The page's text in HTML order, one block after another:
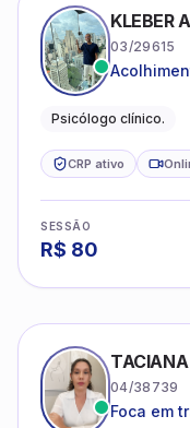
KLEBER
03/29615
Psicólogo clínico.
CRP ativo
SESSÃO
R$ 80
04/38739
Foca em